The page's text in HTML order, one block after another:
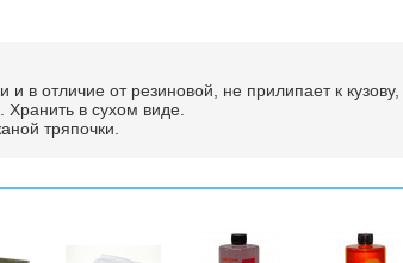
в отличие от резиновой, не прилипает к кузову,
в сухом виде.
тряпочки.